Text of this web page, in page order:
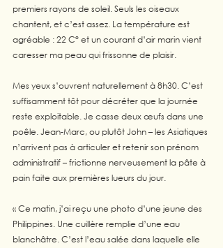
premiers rayons de soleil. Seuls les oiseaux
chantent, et c’est assez. La température est
agréable : 22 C° et un courant d’air marin vient
caresser ma peau qui frissonne de plaisir.
Mes yeux s’ouvrent naturellement à 8h30. C’est
suffisamment tôt pour décréter que la journée
reste exploitable. Je casse deux œufs dans une
poêle. Jean-Marc, ou plutôt John – les Asiatiques
n’arrivent pas à articuler et retenir son prénom
administratif – frictionne nerveusement la pâte à
pain faite aux premières lueurs du jour.
« Ce matin, j’ai reçu une photo d’une jeune des
Philippines. Une cuillère remplie d’une eau
blanchâtre. C’est l’eau salée dans laquelle elle